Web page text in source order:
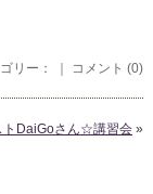
リー： ｜ コメント (0)
トDaiGoさん☆講習会 »